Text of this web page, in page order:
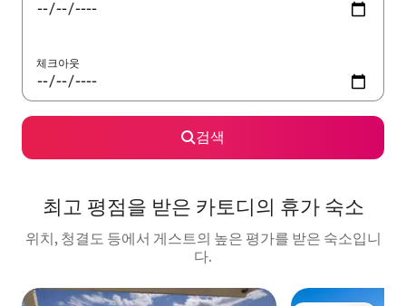
체크아웃
검색
최고 평점을 받은 카토디의 휴가 숙소
위치, 청결도 등에서 게스트의 높은 평가를 받은 숙소입니
다.